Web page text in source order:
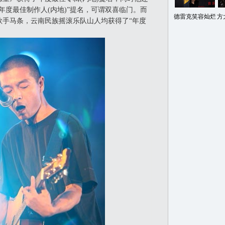
度最佳制作人(内地)”提名，可谓双喜临门。而
马条，云南民族摇滚乐队山人均获得了“年度
德雷克笑容灿烂方